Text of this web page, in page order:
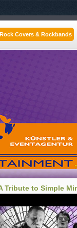
Rock Covers & Rockbands
Tribute to Simple